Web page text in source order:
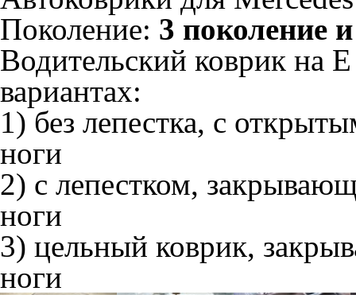
Поколение: 3 поколение
Водительский коврик на
вариантах:
1) без лепестка, с
ноги
2) с лепестком,
ноги
3) цельный коврик,
ноги